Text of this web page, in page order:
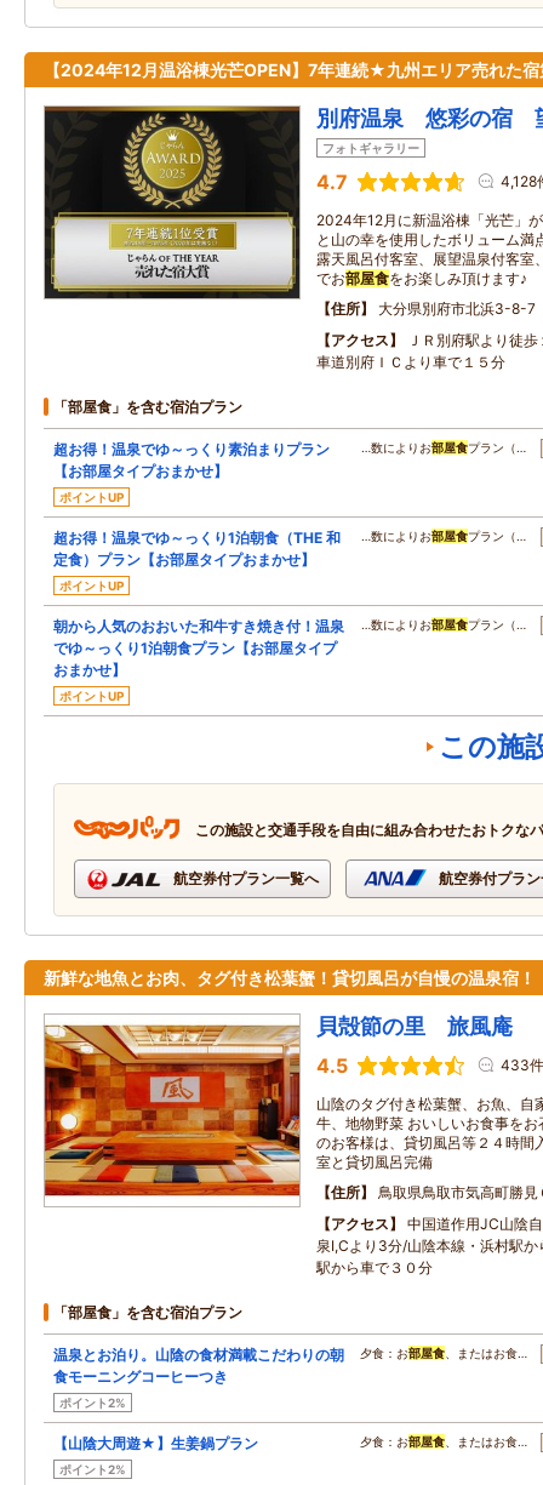
【2024年12月温浴棟光芒OPEN】7年連続★九州エリア売れた宿
別府温泉 悠彩の宿
フォトギャラリー
4.7 4,128
2024年12月に新温浴棟「光芒」
と山の幸を使用したボリューム満
露天風呂付客室、展望温泉付客室
でお部屋食をお楽しみ頂けます♪
住所
大分県別府市北浜3-8-7
アクセス
ＪＲ別府駅より徒
車道別府ＩＣより車で１５分
「部屋食」を含む宿泊プラン
超お得！温泉でゆ～っくり素泊まりプラン
【お部屋タイプおまかせ】
ポイントUP
…数によりお部屋食プラン（…
超お得！温泉でゆ～っくり1泊朝食（THE 和
定食）プラン【お部屋タイプおまかせ】
ポイントUP
…数によりお部屋食プラン（…
朝から人気のおおいた和牛すき焼き付！温泉
でゆ～っくり1泊朝食プラン【お部屋タイプ
おまかせ】
ポイントUP
…数によりお部屋食プラン（…
この施
この施設と交通手段を自由に組み合わせたおトクな
航空券付プラン一覧へ 航空券付プラ
新鮮な地魚とお肉、タグ付き松葉蟹！貸切風呂が自慢の温泉宿！
貝殻節の里 旅風庵
4.5 433件
山陰のタグ付き松葉蟹、お魚、自
牛、地物野菜 おいしいお食事を
のお客様は、貸切風呂等２４時間
室と貸切風呂完備
住所
鳥取県鳥取市気高町勝見
アクセス
中国道作用JC山陰
泉I,Cより3分/山陰本線・浜村駅
駅から車で３０分
「部屋食」を含む宿泊プラン
温泉とお泊り。山陰の食材満載こだわりの朝
食モーニングコーヒーつき
ポイント2%
夕食：お部屋食 、またはお食…
【山陰大周遊★】生姜鍋プラン
ポイント2%
夕食：お部屋食 、またはお食…